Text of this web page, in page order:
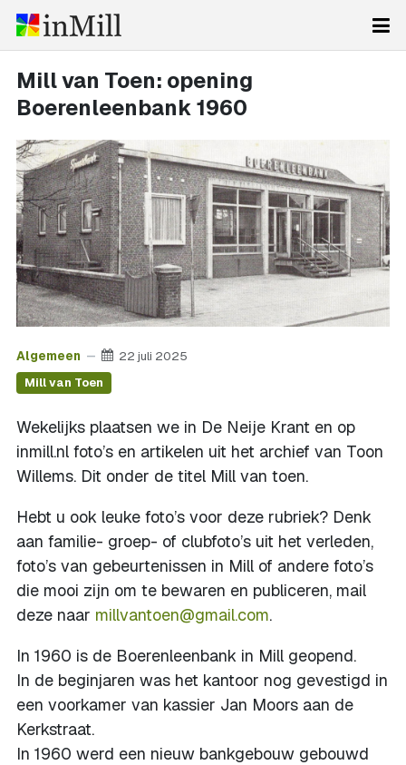
Mill van Toen: opening
Boerenleenbank 1960
Algemeen 22 juli 2025
Mill van Toen
Wekelijks plaatsen we in De Neije Krant en op
inmill.nl foto’s en artikelen uit het archief van Toon
Willems. Dit onder de titel Mill van toen.
Hebt u ook leuke foto’s voor deze rubriek? Denk
aan familie- groep- of clubfoto’s uit het verleden,
foto’s van gebeurtenissen in Mill of andere foto’s
die mooi zijn om te bewaren en publiceren, mail
deze naar millvantoen@gmail.com.
In 1960 is de Boerenleenbank in Mill geopend.
In de beginjaren was het kantoor nog gevestigd in
een voorkamer van kassier Jan Moors aan de
Kerkstraat.
In 1960 werd een nieuw bankgebouw gebouwd